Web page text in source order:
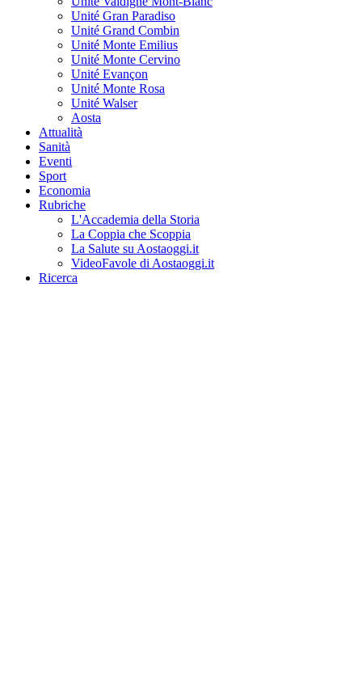
Unité Gran Paradiso
Unité Grand Combin
Unité Monte Emilius
Unité Monte Cervino
Unité Evançon
Unité Monte Rosa
Unité Walser
Aosta
Attualità
Sanità
Eventi
Sport
Economia
Rubriche
L'Accademia della Storia
La Coppia che Scoppia
La Salute su Aostaoggi.it
VideoFavole di Aostaoggi.it
Ricerca